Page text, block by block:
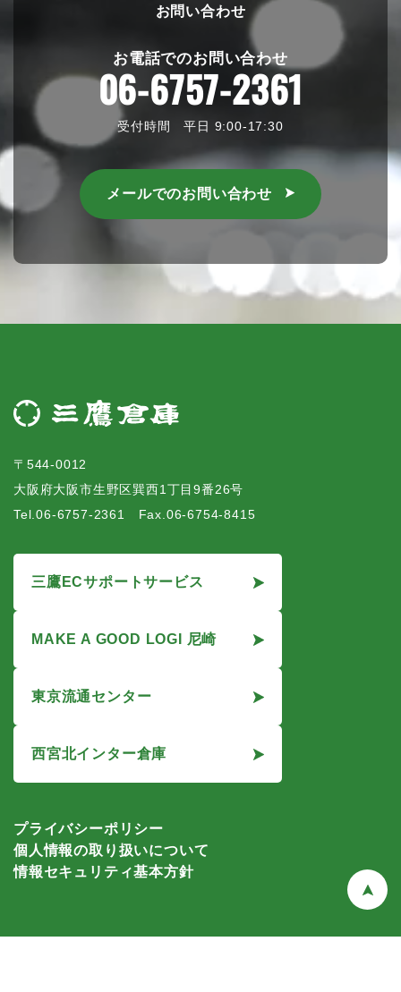
お問い合わせ
お電話でのお問い合わせ
06-6757-2361
受付時間 平日 9:00-17:30
メールでのお問い合わせ
〒544-0012
大阪府大阪市生野区巽西1丁目9番26号
Tel.06-6757-2361 Fax.06-6754-8415
三鷹ECサポートサービス
MAKE A GOOD LOGI 尼崎
東京流通センター
西宮北インター倉庫
プライバシーポリシー
個人情報の取り扱いについて
情報セキュリティ基本方針